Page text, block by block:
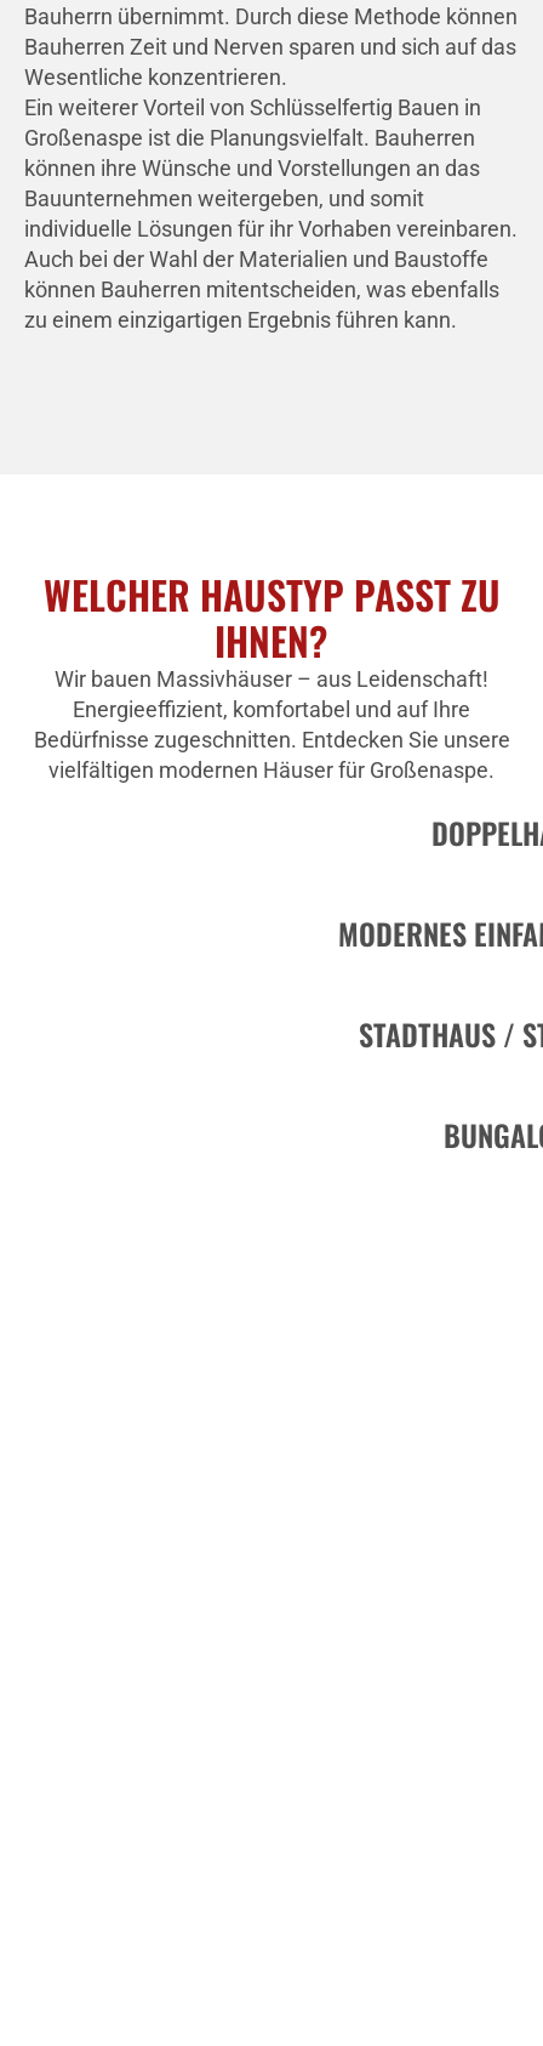
Bauherrn übernimmt. Durch diese Methode können
Bauherren Zeit und Nerven sparen und sich auf das
Wesentliche konzentrieren.
Ein weiterer Vorteil von Schlüsselfertig Bauen in
Großenaspe ist die Planungsvielfalt. Bauherren
können ihre Wünsche und Vorstellungen an das
Bauunternehmen weitergeben, und somit
individuelle Lösungen für ihr Vorhaben vereinbaren.
Auch bei der Wahl der Materialien und Baustoffe
können Bauherren mitentscheiden, was ebenfalls
zu einem einzigartigen Ergebnis führen kann.
WELCHER HAUSTYP PASST ZU
IHNEN?
Wir bauen Massivhäuser – aus Leidenschaft!
Energieeffizient, komfortabel und auf Ihre
Bedürfnisse zugeschnitten. Entdecken Sie unsere
vielfältigen modernen Häuser für Großenaspe.
MODERNES
STADTHAUS /